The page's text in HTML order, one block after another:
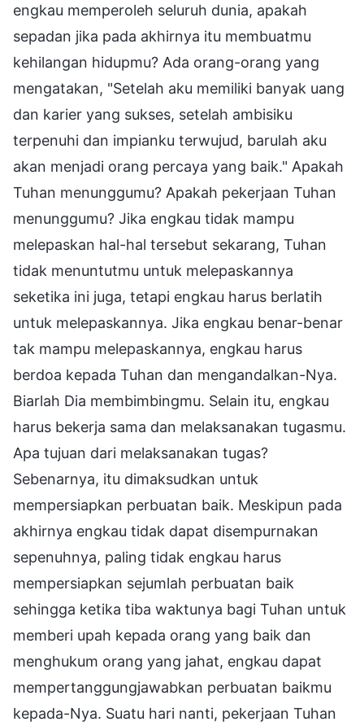
engkau memperoleh seluruh dunia, apakah
sepadan jika pada akhirnya itu membuatmu
kehilangan hidupmu? Ada orang-orang yang
mengatakan, "Setelah aku memiliki banyak uang
dan karier yang sukses, setelah ambisiku
terpenuhi dan impianku terwujud, barulah aku
akan menjadi orang percaya yang baik." Apakah
Tuhan menunggumu? Apakah pekerjaan Tuhan
menunggumu? Jika engkau tidak mampu
melepaskan hal-hal tersebut sekarang, Tuhan
tidak menuntutmu untuk melepaskannya
seketika ini juga, tetapi engkau harus berlatih
untuk melepaskannya. Jika engkau benar-benar
tak mampu melepaskannya, engkau harus
berdoa kepada Tuhan dan mengandalkan-Nya.
Biarlah Dia membimbingmu. Selain itu, engkau
harus bekerja sama dan melaksanakan tugasmu.
Apa tujuan dari melaksanakan tugas?
Sebenarnya, itu dimaksudkan untuk
mempersiapkan perbuatan baik. Meskipun pada
akhirnya engkau tidak dapat disempurnakan
sepenuhnya, paling tidak engkau harus
mempersiapkan sejumlah perbuatan baik
sehingga ketika tiba waktunya bagi Tuhan untuk
memberi upah kepada orang yang baik dan
menghukum orang yang jahat, engkau dapat
mempertanggungjawabkan perbuatan baikmu
kepada-Nya. Suatu hari nanti, pekerjaan Tuhan